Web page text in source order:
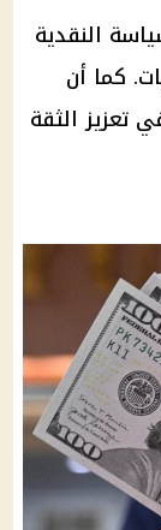
النقدية
كما أن
تعزيز الثقة